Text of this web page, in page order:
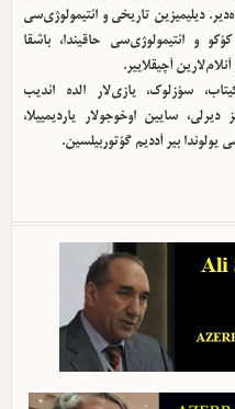
دیلیمیزین تاریخی و ائتیمولوژی‌سی
و ائتیمولوژی‌سی حاقیندا، باشقا
آچیقلاییر.
سؤزلوک، یازی‌لار الده ائدیب
سایین اوخوجولار یاردیمییلا،
بیر آددیم گؤتوربیلسین.